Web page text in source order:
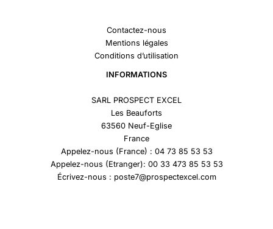
Contactez-nous
Mentions légales
Conditions d’utilisation
INFORMATIONS
SARL PROSPECT EXCEL
Les Beauforts
63560 Neuf-Eglise
France
Appelez-nous (France) : 04 73 85 53 53
Appelez-nous (Etranger): 00 33 473 85 53 53
Écrivez-nous : poste7@prospectexcel.com